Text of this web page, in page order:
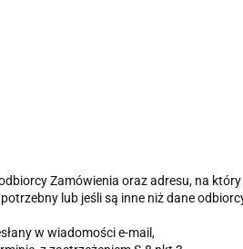
Zamówienia oraz adresu, na
lub jeśli są inne niż dane
w wiadomości e-mail,